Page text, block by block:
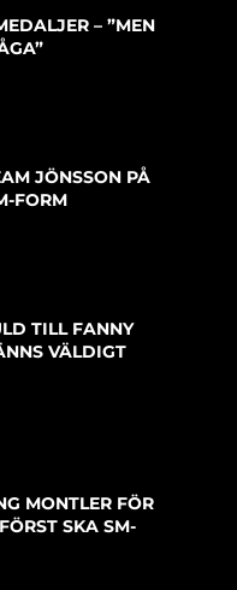
– ”MEN
JÖNSSON PÅ
FORM
TILL FANNY
VÄLDIGT
MONTLER FÖR
SKA SM-